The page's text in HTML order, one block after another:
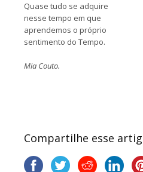
Quase tudo se adquire
nesse tempo em que
aprendemos o próprio
sentimento do Tempo.
Mia Couto.
Compartilhe esse